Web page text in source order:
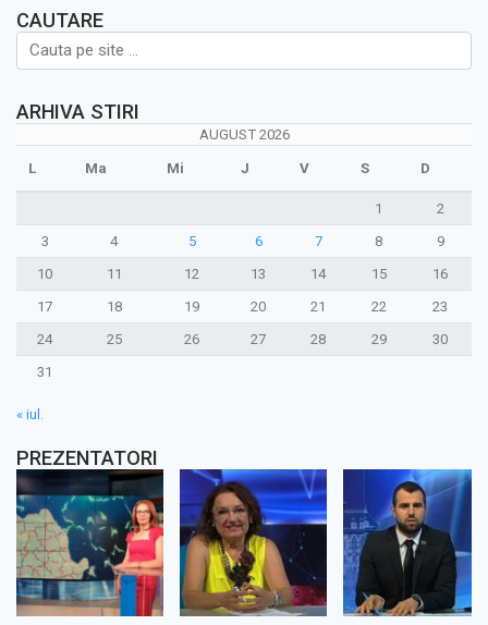
CAUTARE
ARHIVA STIRI
AUGUST 2026
L Ma Mi J V S D
1
2
3
4 5 6 7 8
9
10
11 12 13 14 15
16
17
18 19 20 21 22
23
24
25 26 27 28 29
30
31
« iul.
PREZENTATORI